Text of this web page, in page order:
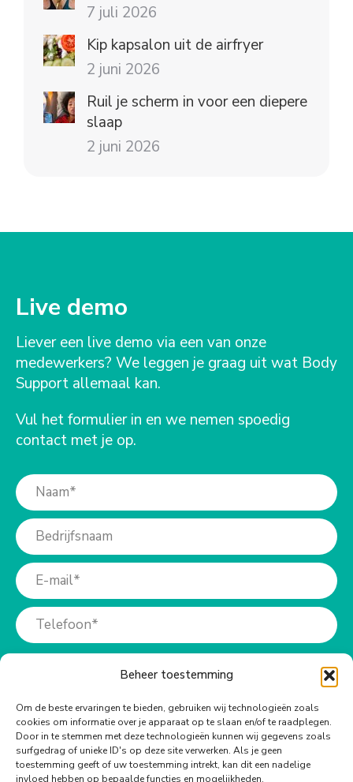
Beheer toestemming
Om de beste ervaringen te bieden, gebruiken wij technologieën zoals
cookies om informatie over je apparaat op te slaan en/of te raadplegen.
Door in te stemmen met deze technologieën kunnen wij gegevens zoals
surfgedrag of unieke ID's op deze site verwerken. Als je geen
toestemming geeft of uw toestemming intrekt, kan dit een nadelige
invloed hebben op bepaalde functies en mogelijkheden.
7 juli 2026
Kip kapsalon uit de airfryer
2 juni 2026
Ruil je scherm in voor een diepere
slaap
2 juni 2026
Live demo
Liever een live demo via een van onze
medewerkers? We leggen je graag uit wat Body
Support allemaal kan.
Vul het formulier in en we nemen spoedig
contact met je op.
Meer info?
Bel ons op: